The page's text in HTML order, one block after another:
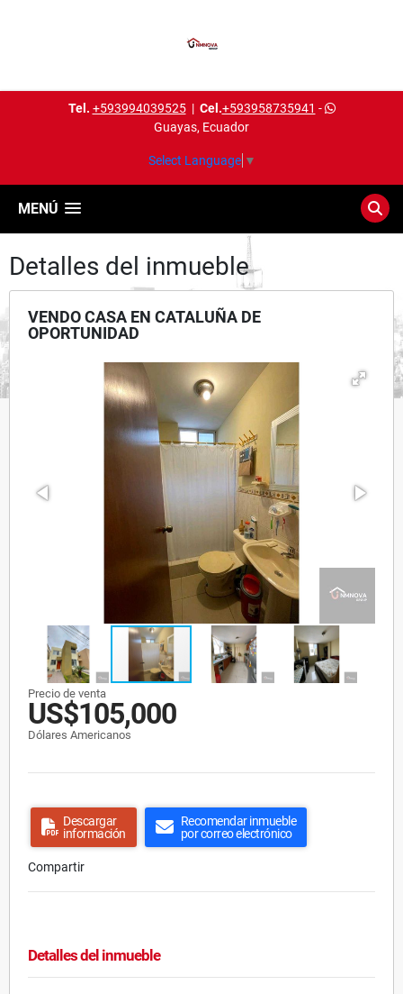
Tel. +593994039525| Cel.+593958735941 -
Guayas, Ecuador
Select Language ▼
MENÚ
Detalles del inmueble
VENDO CASA EN CATALUÑA DE
OPORTUNIDAD
Precio de venta
US$105,000
Dólares Americanos
Descargar
información
Recomendar inmueble
por correo electrónico
Compartir
Detalles del inmueble